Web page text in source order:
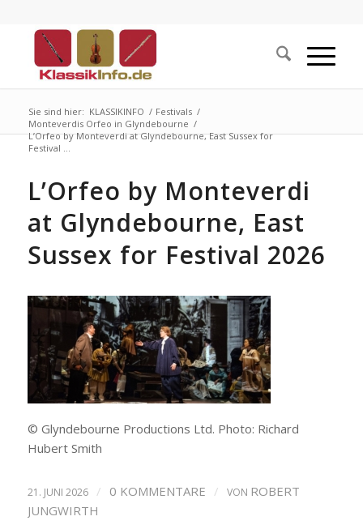
Sie sind hier: KLASSIKINFO / Festivals /
Monteverdis Orfeo in Glyndebourne /
L’Orfeo by Monteverdi at Glyndebourne, East Sussex for
Festival ...
L’Orfeo by Monteverdi
at Glyndebourne, East
Sussex for Festival 2026
© Glyndebourne Productions Ltd. Photo: Richard
Hubert Smith
21. JUNI 2026 / 0 KOMMENTARE / VON ROBERT
JUNGWIRTH